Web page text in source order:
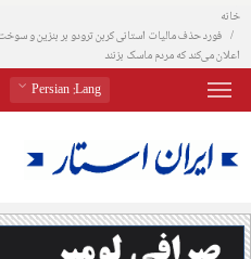
خانه
فورد حذف مالیات استانی کربن ترودو بر بنزین و
اعلان می‌کند که مردم ماسک بزنند
Lang
: Persian